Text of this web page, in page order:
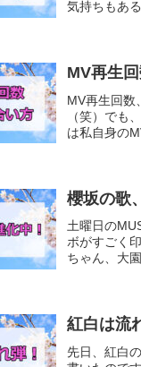
気持ちもあ
MV再生
MV再生回数
（笑）でも
は私自身の
櫻坂の歌
土曜日の
ボがすごく
ちゃん、大
紅白は流
先日、紅白